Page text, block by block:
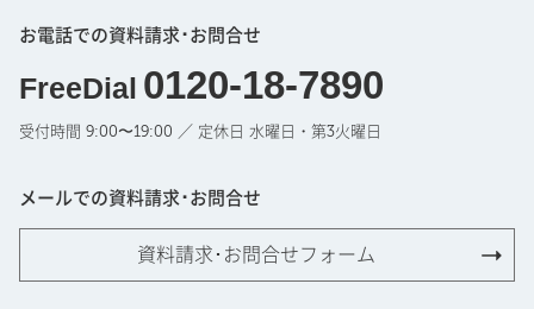
お電話での資料請求･お問合せ
FreeDial 0120-18-7890
受付時間 9:00〜19:00 ／ 定休日 水曜日・第3火曜日
メールでの資料請求･お問合せ
資料請求･お問合せフォーム